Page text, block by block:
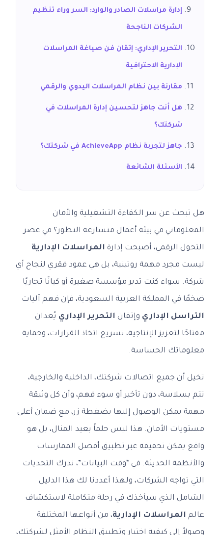
إدارة مراسلات الصادر والوارد: السر وراء تنظيم
الشركات الناجحة
التحرير الإداري: إتقان فن صياغة المراسلات
الإدارية الاحترافية
مقارنة بين نظام المراسلات اليدوي والرقمي
هل أنت جاهز لتحسين إدارة المراسلات في
شركتك؟
جاهز لتجربة نظام AchieveApp في شركتك؟
الأسئلة الشائعة
هل تبحث عن سر الكفاءة التشغيلية والأمان
المعلوماتي في بيئة أعمال متسارعة التطور؟ في عصر
التحول الرقمي، أصبحت إدارة المراسلات الإدارية
ليست مجرد مهمة روتينية، بل هي عمود فقري لنجاح أي
شركة. سواء كنت تدير مؤسسة صغيرة أو كيانًا تجاريًا
ضخمًا في المملكة العربية السعودية، فإن فهم آليات
التراسل الإداري وإتقان التحرير الإداري يُعدان
مفتاحًا لتعزيز الإنتاجية، تسريع اتخاذ القرارات، وحماية
معلوماتك الحساسة.
تخيل أن جميع اتصالات شركتك، الداخلية والخارجية،
تتم بسلاسة، دون تأخير أو سوء فهم، وأن كل وثيقة
مهمة يمكن الوصول إليها بضغطة زر، مع ضمان أعلى
مستويات الأمان. هذا ليس حلماً بعيد المنال، بل هو
واقع يمكن تحقيقه عبر تطبيق أفضل الممارسات
والأنظمة الحديثة. في “وقت البيانات”، ندرك التحديات
التي تواجه الشركات، ولهذا أعددنا لك هذا الدليل
الشامل الذي سيأخذك في رحلة متكاملة لاستكشاف
عالم المراسلات الإدارية، من أنواعها المختلفة
وصولاً إلى كيفية اختيار وتطبيق النظام الأمثل لشركتك،